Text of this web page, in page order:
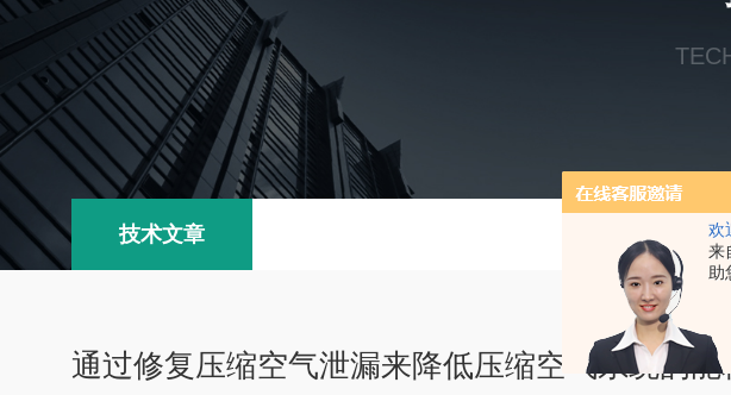
欢
来
助
技术文章 当
通过修复压缩空气泄漏来降低压缩空气系统的能